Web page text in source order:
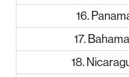
16.
17.
18.